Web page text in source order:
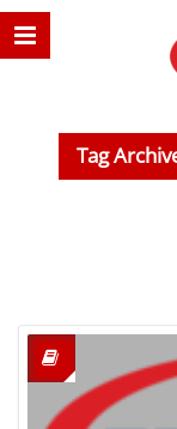
Tag